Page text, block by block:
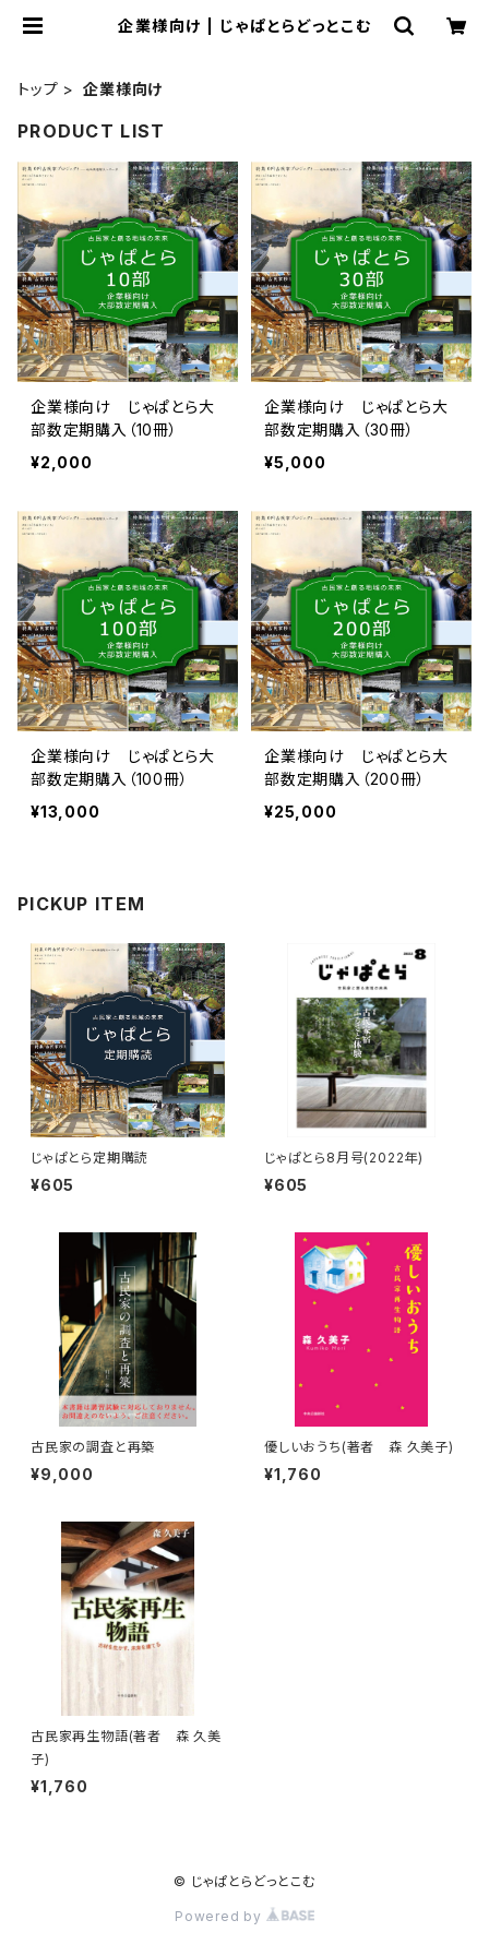
企業様向け | じゃぱとらどっとこむ
トップ 企業様向け
PRODUCT LIST
企業様向け じゃぱとら大
部数定期購入（10冊）
¥2,000
企業様向け じゃぱとら大
部数定期購入（30冊）
¥5,000
企業様向け じゃぱとら大
部数定期購入（100冊）
¥13,000
企業様向け じゃぱとら大
部数定期購入（200冊）
¥25,000
PICKUP ITEM
じゃぱとら定期購読
¥605
じゃぱとら8月号(2022年)
¥605
古民家の調査と再築
¥9,000
優しいおうち(著者 森 久美子)
¥1,760
古民家再生物語(著者 森 久美
子)
¥1,760
© じゃぱとらどっとこむ
Powered by